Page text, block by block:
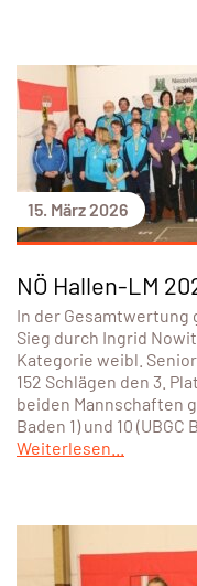
15. März 2026
NÖ Hallen-LM
In der Gesamtwertung
Sieg durch Ingrid
Kategorie weibl.
152 Schlägen den 3.
beiden Mannschaften
Baden 1) und 10 (UBGC
Weiterlesen...